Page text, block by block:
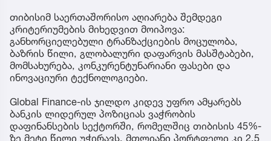
თიბისიმ საერთაშორისო აღიარება შემდეგი
კრიტერიუმების მიხედვით მოიპოვა:
განხორციელებული ტრანზაქციების მოცულობა,
ბაზრის წილი, გლობალური დაფარვის მასშტაბები,
მომსახურება, კონკურენტუნარიანი ფასები და
ინოვაციური ტექნოლოგიები.
Global Finance-ის ჯილდო კიდევ უფრო ამყარებს
ბანკის ლიდერულ პოზიციას ვაჭრობის
დაფინანსების სექტორში, რომელშიც თიბისის 45%-
ზე მეტი წილი უჭირავს, მთლიანი პორტფელი კი 2.5